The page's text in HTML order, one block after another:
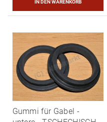
Gummi für Gabel -